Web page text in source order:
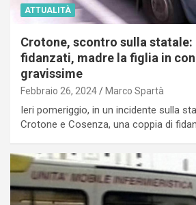
ATTUALITÀ
Crotone, scontro sulla
fidanzati, madre la figlia in
gravissime
Febbraio 26, 2024 Marco Spartà
Ieri pomeriggio, in un incidente sulla
Crotone e Cosenza, una coppia di